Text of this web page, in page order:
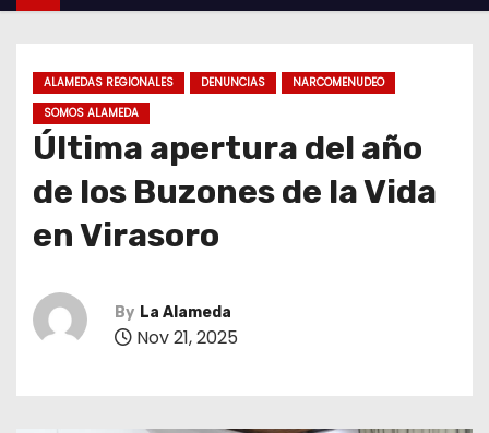
ALAMEDAS REGIONALES DENUNCIAS
NARCOMENUDEO
SOMOS ALAMEDA
Última apertura del año
de los Buzones de la Vida
en Virasoro
By La Alameda
Nov 21, 2025